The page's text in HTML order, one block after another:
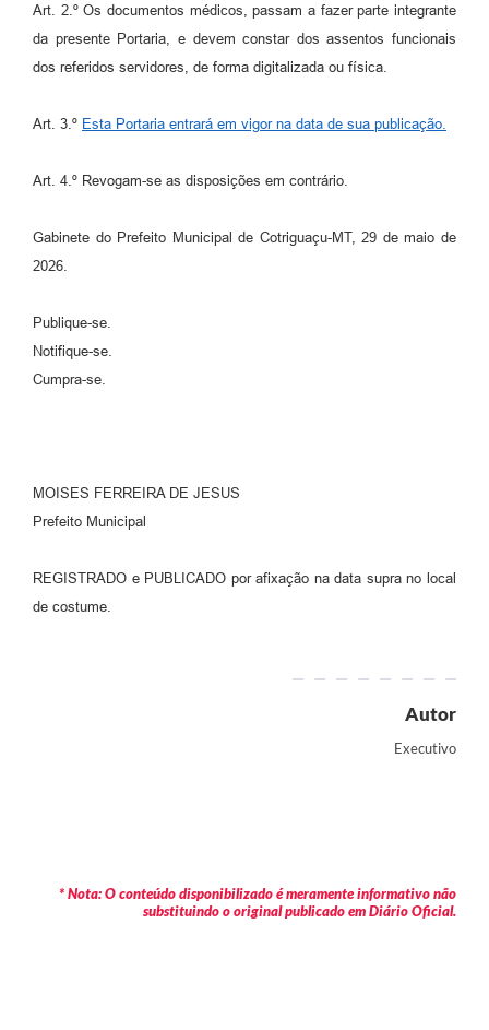
Art. 2.º Os documentos médicos, passam a fazer parte integrante
da presente Portaria, e devem constar dos assentos funcionais
dos referidos servidores, de forma digitalizada ou física.
Art. 3.º Esta Portaria entrará em vigor na data de sua publicação.
Art. 4.º Revogam-se as disposições em contrário.
Gabinete do Prefeito Municipal de Cotriguaçu-MT, 29 de maio de
2026.
Publique-se.
Notifique-se.
Cumpra-se.
MOISES FERREIRA DE JESUS
Prefeito Municipal
REGISTRADO e PUBLICADO por afixação na data supra no local
de costume.
Autor
Executivo
* Nota: O conteúdo disponibilizado é meramente informativo não
substituindo o original publicado em Diário Oficial.